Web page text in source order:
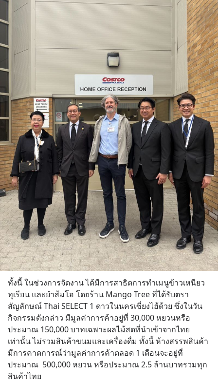
ทั้งนี้ ในช่วงการจัดงาน ได้มีการสาธิตการทำเมนูข้าวเหนียว
ทุเรียน และยำส้มโอ โดยร้าน Mango Tree ที่ได้รับตรา
สัญลักษณ์ Thai SELECT 1 ดาวในนครเซี่ยงไฮ้ด้วย ซึ่งในวัน
กิจกรรมดังกล่าว มีมูลค่าการค้าอยู่ที่ 30,000 หยวนหรือ
ประมาณ 150,000 บาทเฉพาะผลไม้สดที่นำเข้าจากไทย
เท่านั้น ไม่รวมสินค้าขนมและเครื่องดื่ม ทั้งนี้ ห้างสรรพสินค้า
มีการคาดการณ์ว่ามูลค่าการค้าตลอด 1 เดือนจะอยู่ที่
ประมาณ  500,000 หยวน หรือประมาณ 2.5 ล้านบาทรวมทุก
สินค้าไทย